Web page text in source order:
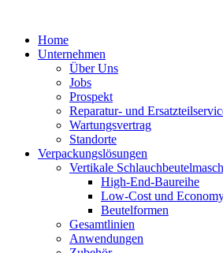
springenHome
Unternehmen
Über Uns
Jobs
Prospekt
Reparatur- und
Wartungsvertrag
Standorte
Verpackungslösungen
Vertikale
High-End-Baureihe
Low-Cost und
Beutelformen
Gesamtlinien
Anwendungen